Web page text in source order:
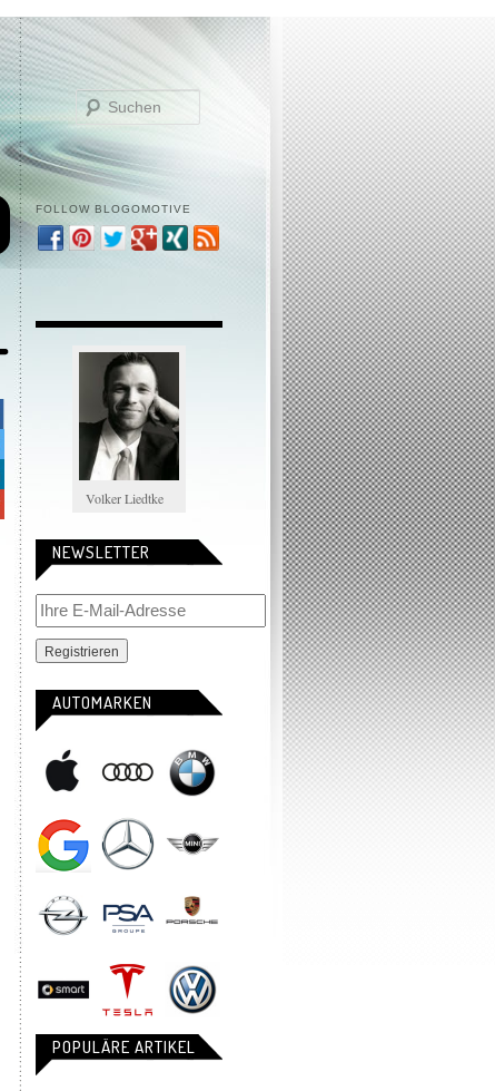
FOLLOW BLOGOMOTIVE
Volker Liedtke
NEWSLETTER
AUTOMARKEN
POPULÄRE ARTIKEL